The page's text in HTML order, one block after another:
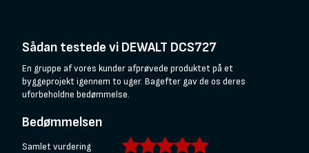
Sådan testede vi DEWALT DCS727
En gruppe af vores kunder afprøvede produktet på et
byggeprojekt igennem to uger. Bagefter gav de os deres
uforbeholdne bedømmelse.
Bedømmelsen
Samlet vurdering